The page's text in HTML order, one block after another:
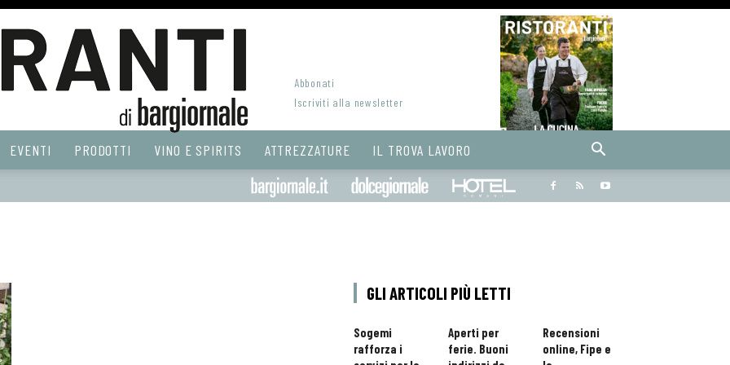
Abbonati
Iscriviti alla newsletter
EVENTI PRODOTTI VINO E SPIRITS ATTREZZATURE IL TROVA LAVORO
Bargiornale dolcegiornale
GLI ARTICOLI PIÙ LETTI
Sogemi
rafforza i
Aperti per
ferie. Buoni
Recensioni
online, Fipe e